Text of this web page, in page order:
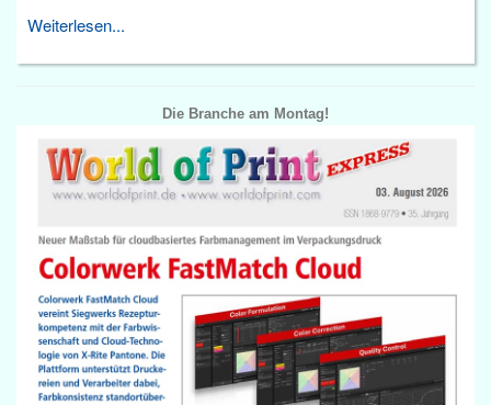
Weiterlesen...
Die Branche am Montag!